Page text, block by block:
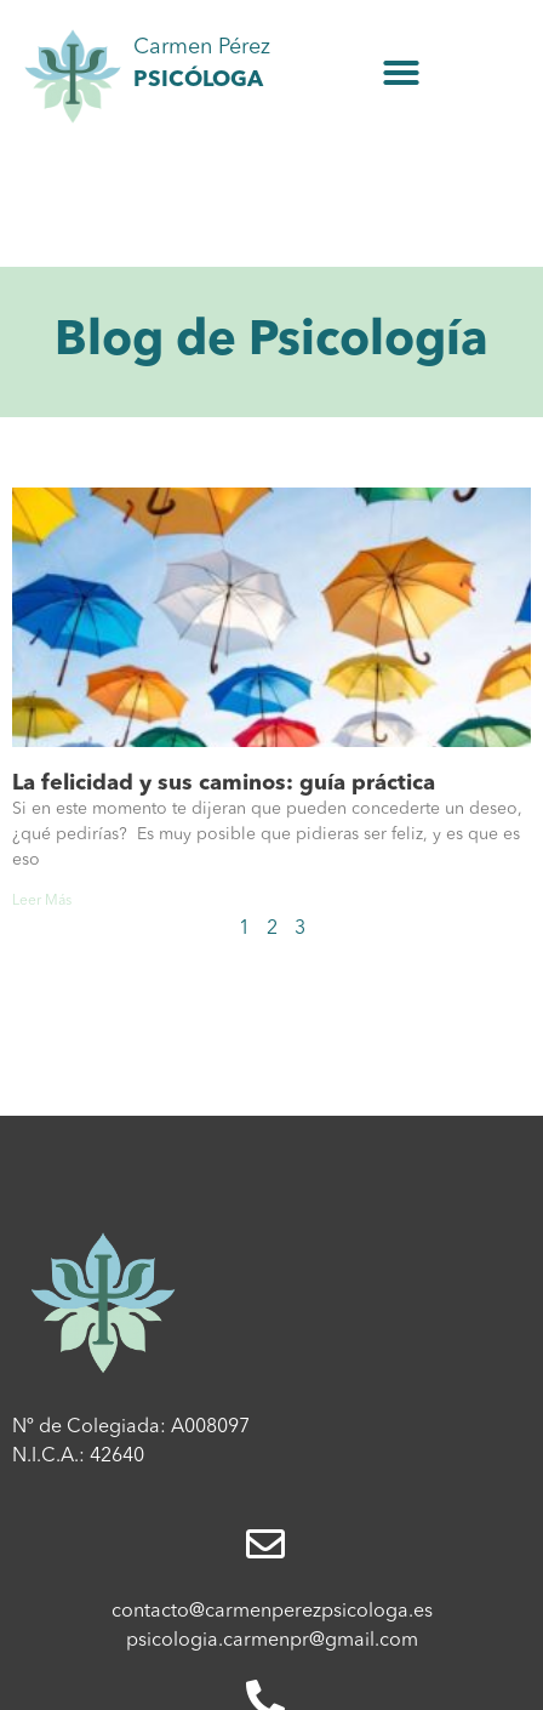
Carmen Pérez
PSICÓLOGA
Blog de Psicología
La felicidad y sus caminos: guía práctica
Si en este momento te dijeran que pueden concederte un deseo,
¿qué pedirías? Es muy posible que pidieras ser feliz, y es que es
eso
Leer Más
1 2 3
Nº de Colegiada: A008097
N.I.C.A.: 42640
contacto@carmenperezpsicologa.es
psicologia.carmenpr@gmail.com